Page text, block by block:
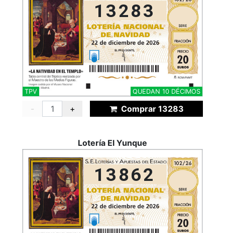
13283
QUEDAN 10 DÉCIMOS
TPV
- + Comprar 13283
Lotería El Yunque
13862